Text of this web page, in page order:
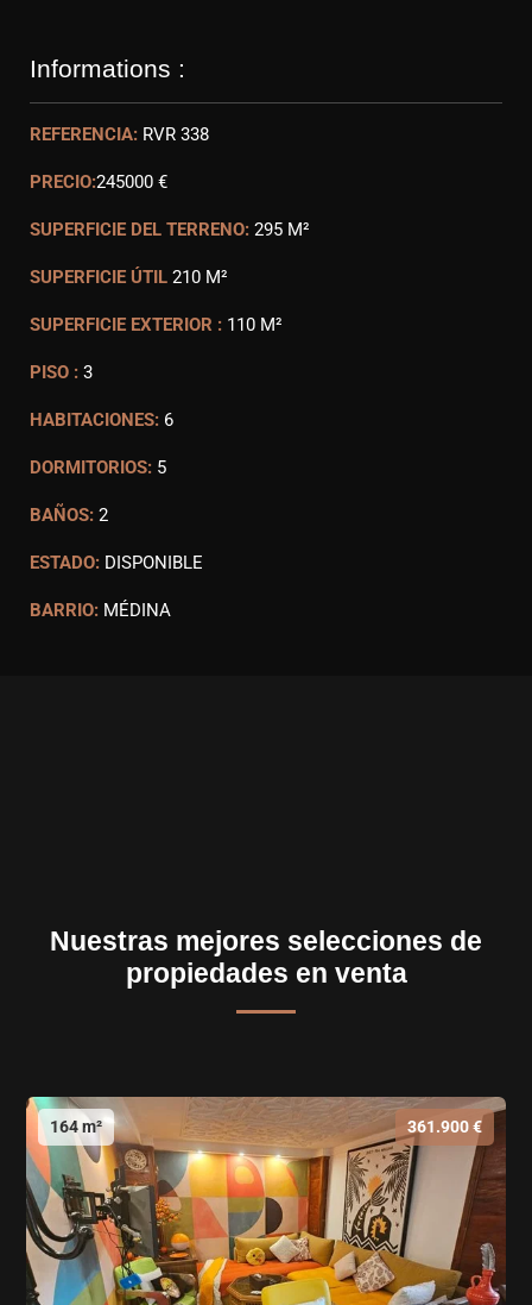
Informations :
REFERENCIA: RVR 338
PRECIO:245000 €
SUPERFICIE DEL TERRENO: 295 M²
SUPERFICIE ÚTIL 210 M²
SUPERFICIE EXTERIOR : 110 M²
PISO : 3
HABITACIONES: 6
DORMITORIOS: 5
BAÑOS: 2
ESTADO: DISPONIBLE
BARRIO: MÉDINA
Nuestras mejores selecciones de
propiedades en venta
164 m² 361.900 €